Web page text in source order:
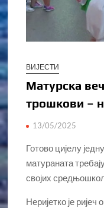
ВИЈЕСТИ
Матурска
трошкови –
13/05/2025
Готово цијелу
матураната
својих
Неријетко је ријеч